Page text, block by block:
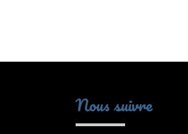
Nous suivre